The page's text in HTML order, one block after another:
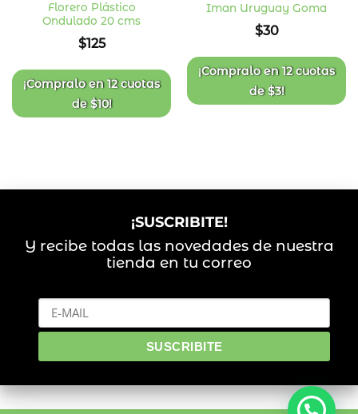
Añadir
Florero Plástico
Ondulado 20 cms
$125
¡Compralo en12 cuotas
de$10!
de
deseos
Iman Uruguay Goma
$30
¡Compralo en12 cuotas
de$3!
¡SUSCRIBITE!
Y recibe todas las novedades de nuestra
tienda en tu correo